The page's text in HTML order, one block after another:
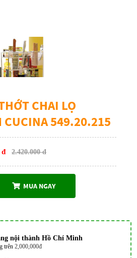
CHAI LỌ
CUCINA 549.20.215
đ 2.420.000 đ
MUA NGAY
nội thành Hồ Chí Minh
trên2,000,000đ